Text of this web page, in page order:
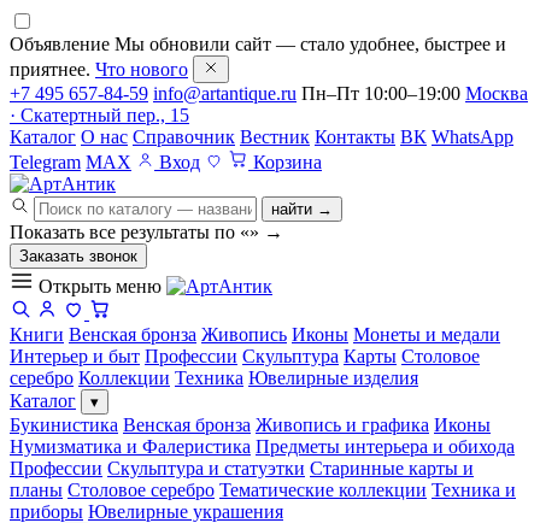
Объявление Мы обновили сайт — стало удобнее, быстрее и
приятнее. Что нового
+7 495 657-84-59 info@artantique.ru Пн–Пт 10:00–19:00 Москва
· Скатертный пер., 15
Каталог О нас Справочник Вестник Контакты ВК WhatsApp
Telegram MAX Вход Корзина
найти →
Показать все результаты по «» →
Заказать звонок
Открыть меню
Книги Венская бронза Живопись Иконы Монеты и медали
Интерьер и быт Профессии Скульптура Карты Столовое
серебро Коллекции Техника Ювелирные изделия
Каталог
▾
Букинистика Венская бронза Живопись и графика Иконы
Нумизматика и Фалеристика Предметы интерьера и обихода
Профессии Скульптура и статуэтки Старинные карты и
планы Столовое серебро Тематические коллекции Техника и
приборы Ювелирные украшения